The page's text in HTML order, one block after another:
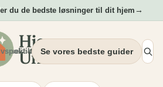
du de bedste løsninger til dit hjem →
Se vores bedste guider